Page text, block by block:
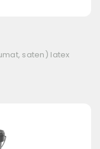
saten) latex